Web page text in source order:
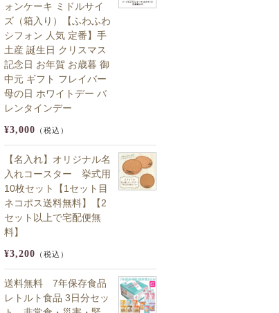
ォンケーキ ミドルサイ
ズ（箱入り）【ふわふわ
シフォン 人気 定番】手
土産 誕生日 クリスマス
記念日 お年賀 お歳暮 御
中元 ギフト フレイバー
母の日 ホワイトデー バ
レンタインデー
¥3,000 （税込）
【名入れ】オリジナル名
入れコースター 挙式用
10枚セット【1セット目
ネコポス送料無料】【2
セット以上で宅配便無
料】
¥3,200 （税込）
送料無料 7年保存食品
レトルト食品 3日分セッ